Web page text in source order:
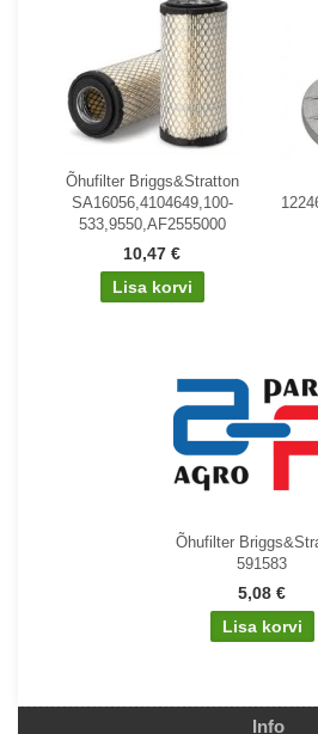
Õhufilter Briggs&Stratton
SA16056,4104649,100-
533,9550,AF2555000
10,47 €
Õhufilter
591583
5,08 €
Info